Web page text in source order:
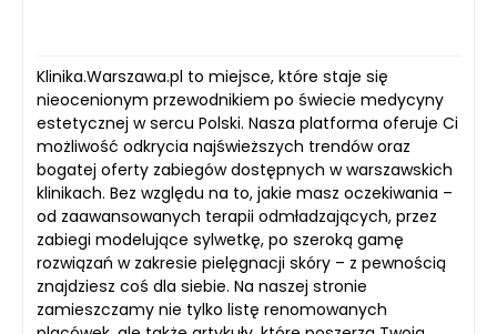
Klinika.Warszawa.pl to miejsce, które staje się
nieocenionym przewodnikiem po świecie medycyny
estetycznej w sercu Polski. Nasza platforma oferuje Ci
możliwość odkrycia najświeższych trendów oraz
bogatej oferty zabiegów dostępnych w warszawskich
klinikach. Bez względu na to, jakie masz oczekiwania –
od zaawansowanych terapii odmładzających, przez
zabiegi modelujące sylwetkę, po szeroką gamę
rozwiązań w zakresie pielęgnacji skóry – z pewnością
znajdziesz coś dla siebie. Na naszej stronie
zamieszczamy nie tylko listę renomowanych